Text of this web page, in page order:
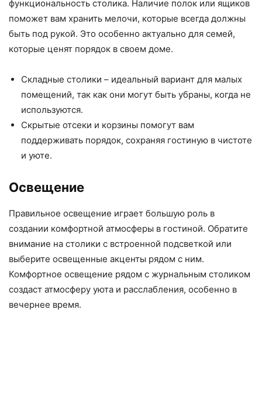
функциональность столика. Наличие полок или ящиков
поможет вам хранить мелочи, которые всегда должны
быть под рукой. Это особенно актуально для семей,
которые ценят порядок в своем доме.
Складные столики – идеальный вариант для малых
помещений, так как они могут быть убраны, когда не
используются.
Скрытые отсеки и корзины помогут вам
поддерживать порядок, сохраняя гостиную в чистоте
и уюте.
Освещение
Правильное освещение играет большую роль в
создании комфортной атмосферы в гостиной. Обратите
внимание на столики с встроенной подсветкой или
выберите освещенные акценты рядом с ним.
Комфортное освещение рядом с журнальным столиком
создаст атмосферу уюта и расслабления, особенно в
вечернее время.